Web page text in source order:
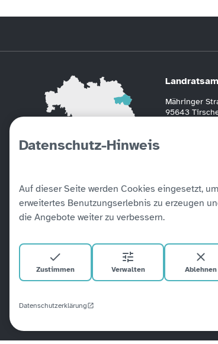
Datenschutz-Hinweis
Auf dieser Seite werden Cookies eingesetzt,
erweitertes Benutzungserlebnis zu erzeugen
die Angebote weiter zu verbessern.
Zustimmen Verwalten Ablehnen
Datenschutzerklärung
Mähringer
95643
0
0
Weitere
Alle unsere Amtsgebäude sind barrierefrei
befinden sich Aufzüge. Ein barrierefreies